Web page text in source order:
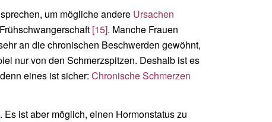
um mögliche andere Ursachen
[15]. Manche Frauen
an die chronischen Beschwerden gewöhnt,
nur von den Schmerzspitzen. Deshalb ist es
eines ist sicher:Chronische Schmerzen
. Es ist aber möglich, einen Hormonstatus zu